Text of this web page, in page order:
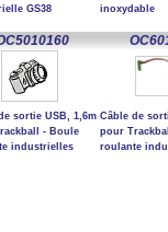
GS38
inoxydable
sortie USB, 1,6m
- Boule
industrielles
Câble de
pour
roulante